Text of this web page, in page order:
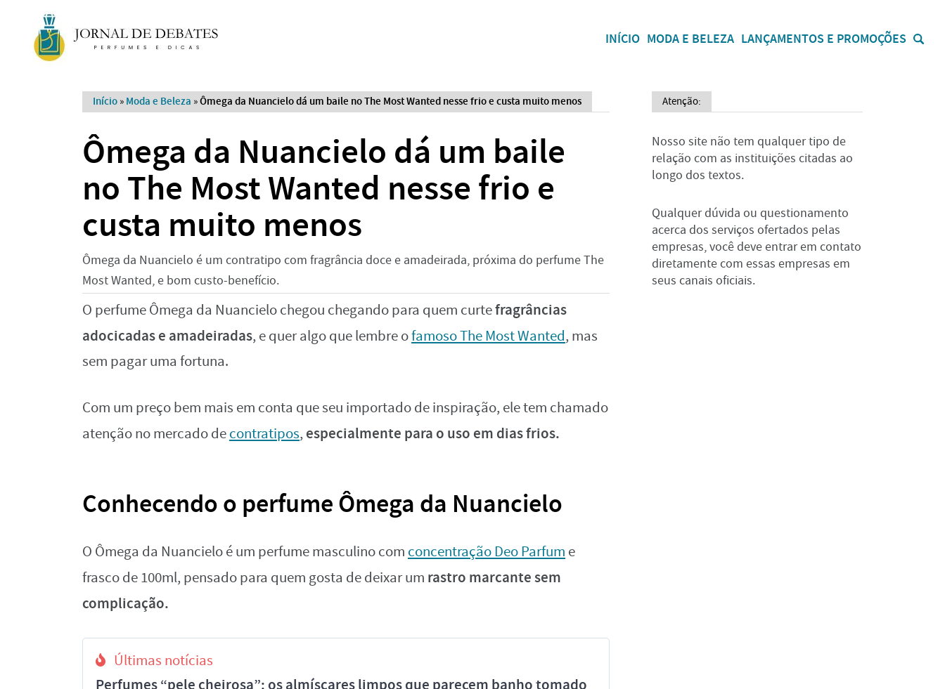
INÍCIO MODA E BELEZA LANÇAMENTOS E PROMOÇÕES
Início » Moda e Beleza »Ômega da Nuancielo dá um baile no The Most Wanted nesse frio e custa muito menos
Ômega da Nuancielo dá um baile
no The Most Wanted nesse frio e
custa muito menos
Ômega da Nuancielo é um contratipo com fragrância doce e amadeirada, próxima do perfume The
Most Wanted, e bom custo-benefício.
O perfume Ômega da Nuancielo chegou chegando para quem curtefragrâncias
adocicadas e amadeiradas, e quer algo que lembre ofamoso The Most Wanted, mas
sem pagar uma fortuna.
Com um preço bem mais em conta que seu importado de inspiração, ele tem chamado
atenção no mercado decontratipos, especialmente para o uso em dias frios.
Conhecendo o perfume Ômega da Nuancielo
O Ômega da Nuancielo é um perfume masculino com concentração Deo Parfum e
frasco de 100ml, pensado para quem gosta de deixar um rastro marcante sem
complicação.
Últimas notícias
Perfumes “pele cheirosa”: os almíscares limpos que parecem banho tomado
Atenção:
Nosso site não tem qualquer tipo de
relação com as instituições citadas ao
longo dos textos.
Qualquer dúvida ou questionamento
acerca dos serviços ofertados pelas
empresas, você deve entrar em contato
diretamente com essas empresas em
seus canais oficiais.